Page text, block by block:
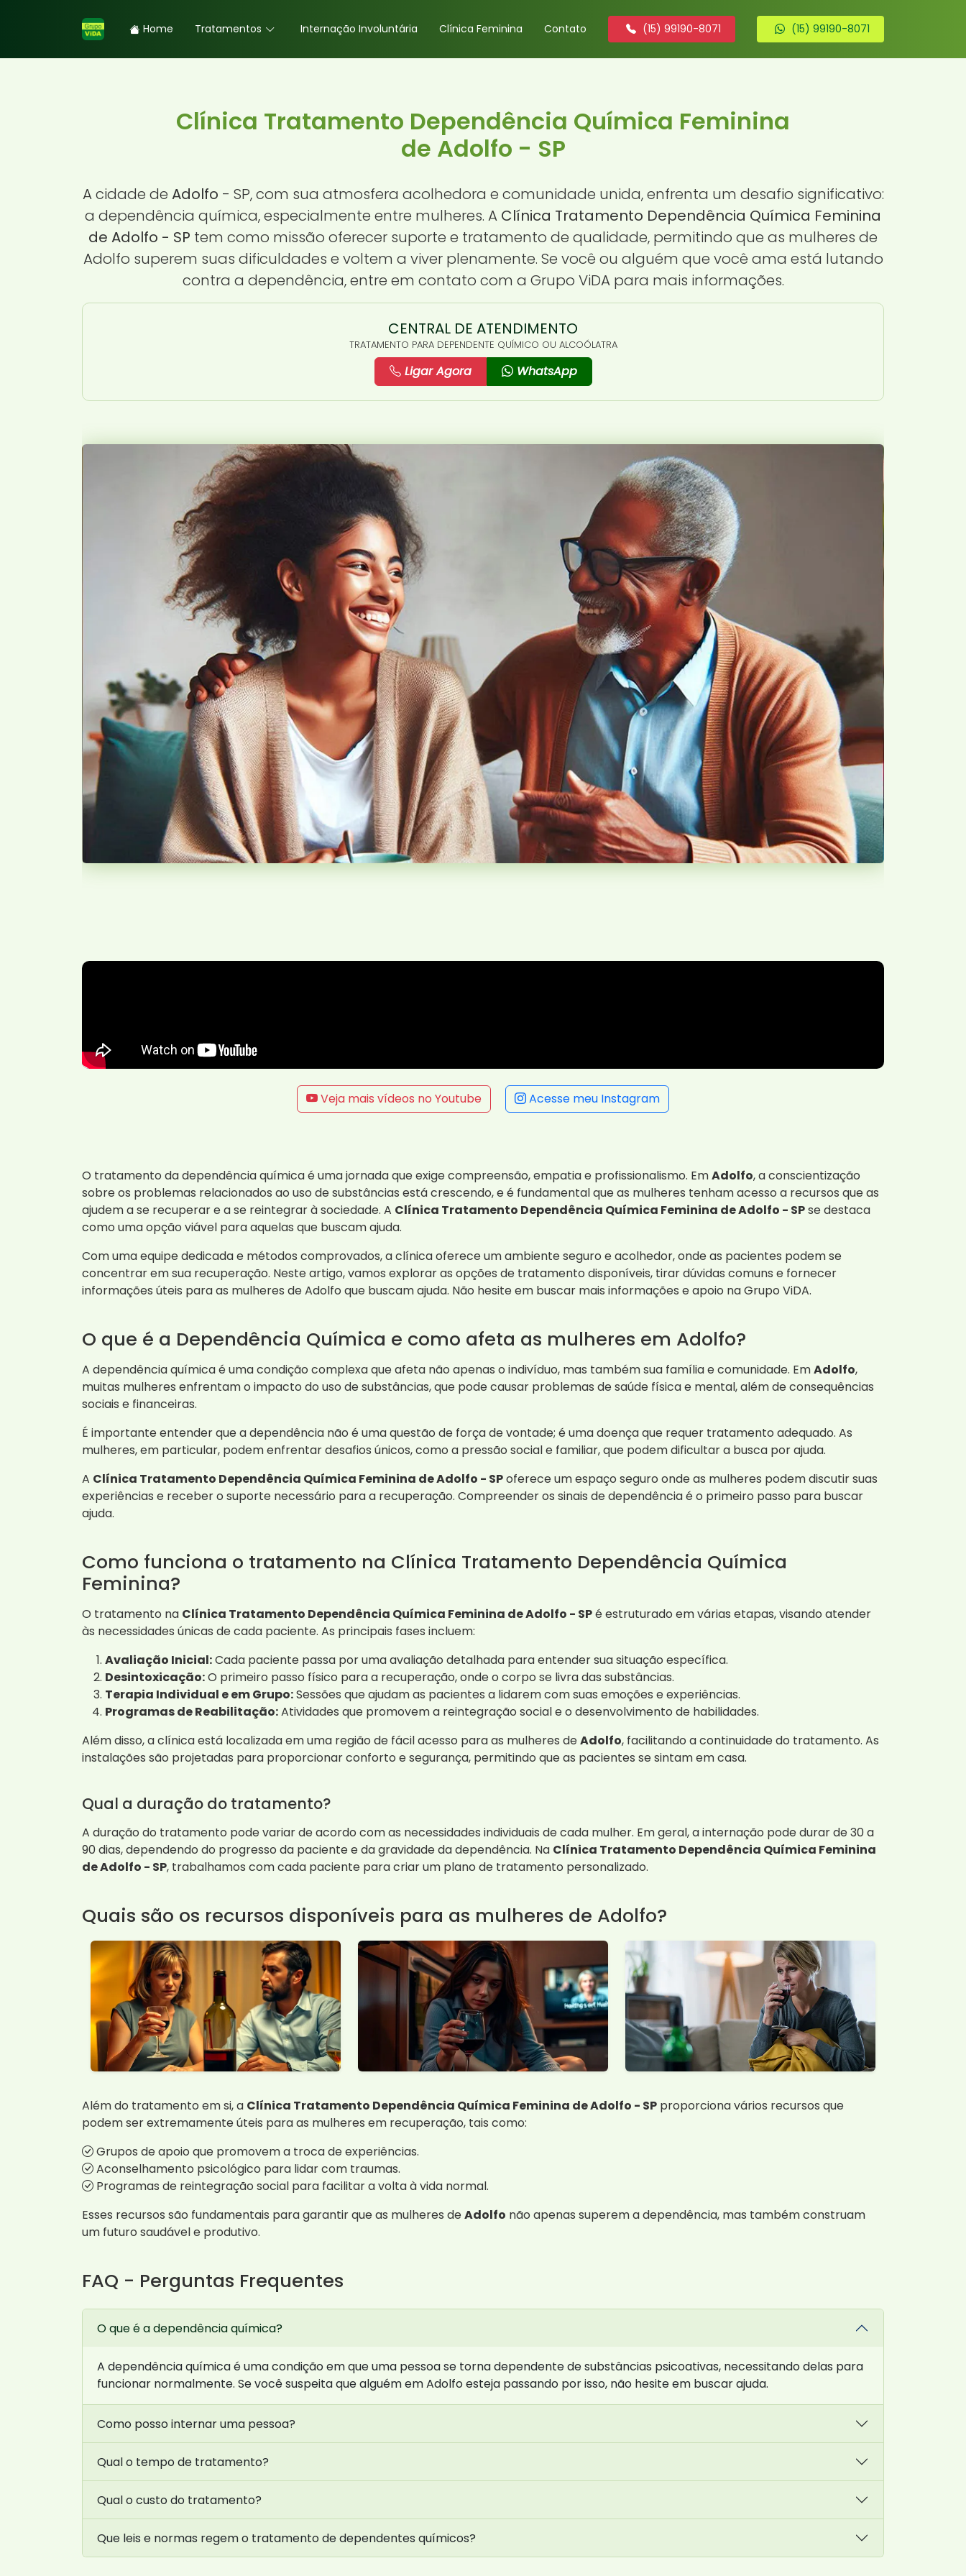
Home Tratamentos Internação Involuntária Clínica Feminina Contato (15) 99190-8071 (15) 99190-8071
Clínica Tratamento Dependência Química Feminina
de Adolfo - SP
A cidade de Adolfo - SP, com sua atmosfera acolhedora e comunidade unida, enfrenta um desafio significativo:
a dependência química, especialmente entre mulheres. A Clínica Tratamento Dependência Química Feminina
de Adolfo - SP tem como missão oferecer suporte e tratamento de qualidade, permitindo que as mulheres de
Adolfo superem suas dificuldades e voltem a viver plenamente. Se você ou alguém que você ama está lutando
contra a dependência, entre em contato com a Grupo ViDA para mais informações.
CENTRAL DE ATENDIMENTO
TRATAMENTO PARA DEPENDENTE QUÍMICO OU ALCOÓLATRA
Ligar Agora WhatsApp
Veja mais vídeos no Youtube Acesse meu Instagram
O tratamento da dependência química é uma jornada que exige compreensão, empatia e profissionalismo. EmAdolfo, a conscientização
sobre os problemas relacionados ao uso de substâncias está crescendo, e é fundamental que as mulheres tenham acesso a recursos que as
ajudem a se recuperar e a se reintegrar à sociedade. A Clínica Tratamento Dependência Química Feminina de Adolfo - SPse destaca
como uma opção viável para aquelas que buscam ajuda.
Com uma equipe dedicada e métodos comprovados, a clínica oferece um ambiente seguro e acolhedor, onde as pacientes podem se
concentrar em sua recuperação. Neste artigo, vamos explorar as opções de tratamento disponíveis, tirar dúvidas comuns e fornecer
informações úteis para as mulheres de Adolfo que buscam ajuda. Não hesite em buscar mais informações e apoio na Grupo ViDA.
O que é a Dependência Química e como afeta as mulheres em Adolfo?
A dependência química é uma condição complexa que afeta não apenas o indivíduo, mas também sua família e comunidade. EmAdolfo,
muitas mulheres enfrentam o impacto do uso de substâncias, que pode causar problemas de saúde física e mental, além de consequências
sociais e financeiras.
É importante entender que a dependência não é uma questão de força de vontade; é uma doença que requer tratamento adequado. As
mulheres, em particular, podem enfrentar desafios únicos, como a pressão social e familiar, que podem dificultar a busca por ajuda.
A Clínica Tratamento Dependência Química Feminina de Adolfo - SPoferece um espaço seguro onde as mulheres podem discutir suas
experiências e receber o suporte necessário para a recuperação. Compreender os sinais de dependência é o primeiro passo para buscar
ajuda.
Como funciona o tratamento na Clínica Tratamento Dependência Química
Feminina?
O tratamento na Clínica Tratamento Dependência Química Feminina de Adolfo - SPé estruturado em várias etapas, visando atender
às necessidades únicas de cada paciente. As principais fases incluem:
Avaliação Inicial:Cada paciente passa por uma avaliação detalhada para entender sua situação específica.
Desintoxicação:O primeiro passo físico para a recuperação, onde o corpo se livra das substâncias.
Terapia Individual e em Grupo:Sessões que ajudam as pacientes a lidarem com suas emoções e experiências.
Programas de Reabilitação:Atividades que promovem a reintegração social e o desenvolvimento de habilidades.
Além disso, a clínica está localizada em uma região de fácil acesso para as mulheres deAdolfo, facilitando a continuidade do tratamento. As
instalações são projetadas para proporcionar conforto e segurança, permitindo que as pacientes se sintam em casa.
Qual a duração do tratamento?
A duração do tratamento pode variar de acordo com as necessidades individuais de cada mulher. Em geral, a internação pode durar de 30 a
90 dias, dependendo do progresso da paciente e da gravidade da dependência. Na Clínica Tratamento Dependência Química Feminina
de Adolfo - SP, trabalhamos com cada paciente para criar um plano de tratamento personalizado.
Quais são os recursos disponíveis para as mulheres de Adolfo?
Além do tratamento em si, a Clínica Tratamento Dependência Química Feminina de Adolfo - SP proporciona vários recursos que
podem ser extremamente úteis para as mulheres em recuperação, tais como:
Grupos de apoio que promovem a troca de experiências.
Aconselhamento psicológico para lidar com traumas.
Programas de reintegração social para facilitar a volta à vida normal.
Esses recursos são fundamentais para garantir que as mulheres deAdolfo não apenas superem a dependência, mas também construam
um futuro saudável e produtivo.
FAQ - Perguntas Frequentes
O que é a dependência química?
A dependência química é uma condição em que uma pessoa se torna dependente de substâncias psicoativas, necessitando delas para
funcionar normalmente. Se você suspeita que alguém em Adolfo esteja passando por isso, não hesite em buscar ajuda.
Como posso internar uma pessoa?
Qual o tempo de tratamento?
Qual o custo do tratamento?
Que leis e normas regem o tratamento de dependentes químicos?